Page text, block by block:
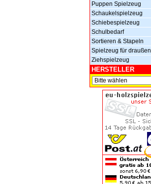
Puppen Spielzeug
Schaukelspielzeug
Schiebespielzeug
Schulbedarf
Sortieren & Stapeln
Spielzeug für draußen
Ziehspielzeug
HERSTELLER